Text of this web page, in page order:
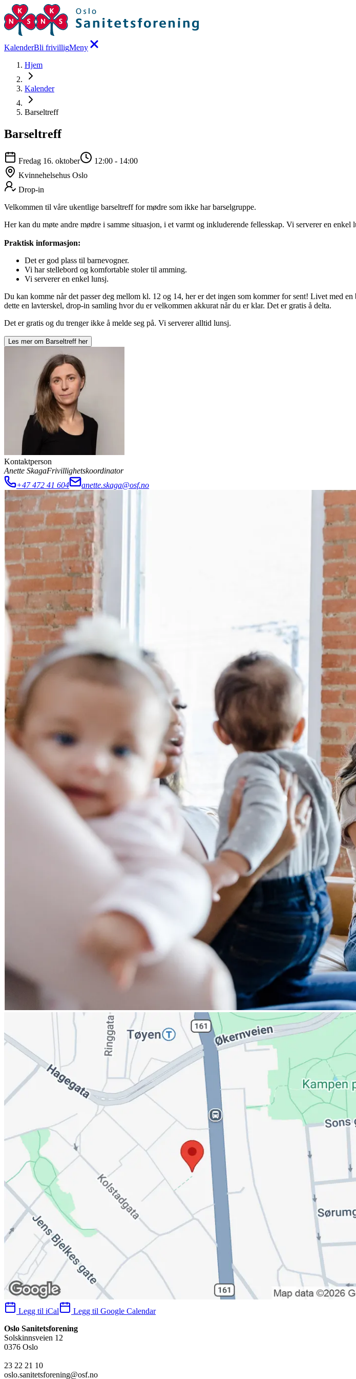
KalenderBli frivilligMeny
Hjem
Kalender
Barseltreff
Barseltreff
Fredag 16. oktober 12:00 - 14:00
Kvinnehelsehus Oslo
Drop-in
Velkommen til våre ukentlige barseltreff for mødre som ikke har barselgruppe.
Her kan du møte andre mødre i samme situasjon, i et varmt og inkluderende fellesskap. Vi serverer en
Praktisk informasjon:
Det er god plass til barnevogner.
Vi har stellebord og komfortable stoler til amming.
Vi serverer en enkel lunsj.
Du kan komme når det passer deg mellom kl. 12 og 14, her er det ingen som kommer for sent! Livet med
dette en lavterskel, drop-in samling hvor du er velkommen akkurat når du er klar. Det er gratis å delta.
Det er gratis og du trenger ikke å melde seg på. Vi serverer alltid lunsj.
Les mer om Barseltreff her
Kontaktperson
Anette SkagaFrivillighetskoordinator
+47 472 41 604
anette.skaga@osf.no
Legg til iCal
Legg til Google Calendar
Oslo Sanitetsforening
Solskinnsveien 12
0376 Oslo
23 22 21 10
oslo.sanitetsforening@osf.no